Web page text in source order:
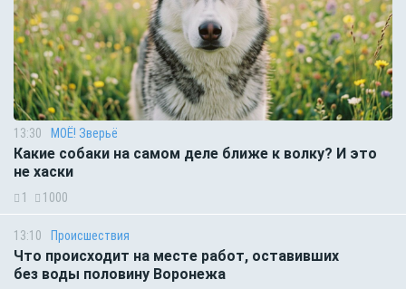
13:30 МОЁ! Зверьё
Какие собаки на самом деле ближе к волку? И это
не хаски
1 1000
13:10 Происшествия
Что происходит на месте работ, оставивших
без воды половину Воронежа